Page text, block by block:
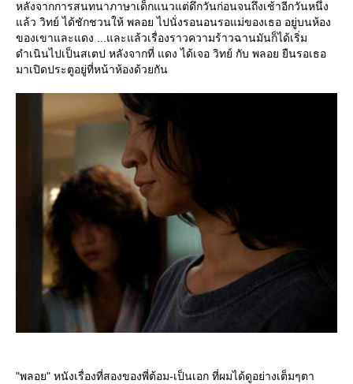
หลังจากการสนทนาภาษาเด็กแนวแต่ดึกวันก่อนจนถึงเช้าอีกวันหนึ่ง
ล้ว วิทย์ ได้ชักชวนให้ พลอย ไปนั่งรอนอนรอแม่ของเธอ อยู่บนห้อง
ของเขาและแดง ...และแล้วเรื่องราวความร้าวฉานมันก็ได้เริ่ม
ดำเนินไปเป็นสเตป หลังจากที่ แดง ได้เจอ วิทย์ กับ พลอย ยืนรอเธอ
มาเปิดประตูอยู่ที่หน้าห้องด้วยกัน
"พลอย" หนังเรื่องที่สองของพี่ต้อม-เป็นเอก ที่ผมได้ดูอย่างเต็มๆตา